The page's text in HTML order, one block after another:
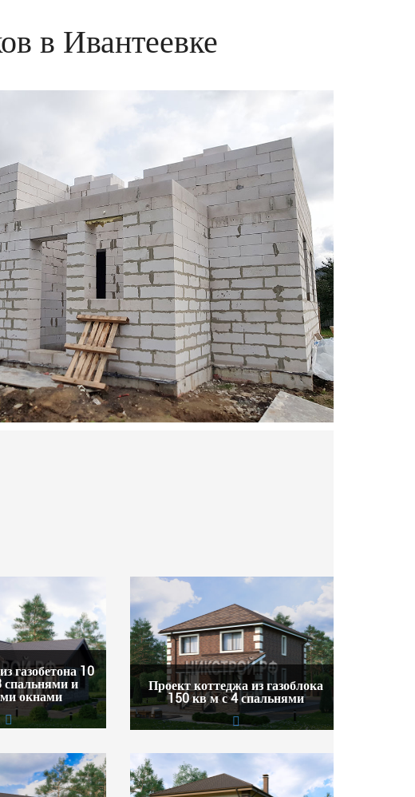
в Ивантеевке
газобетона 10
спальнями и
окнами
Проект коттеджа из газоблока
150 кв м с 4 спальнями